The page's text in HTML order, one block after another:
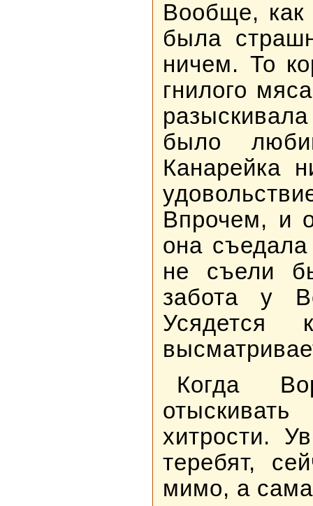
Вообще, как
была
ничем. То
гнилого
было
Канарейка
Впрочем, и
она
не съели
забота у
Усядется
Когда
хитрости.
теребят,
мимо, а сама